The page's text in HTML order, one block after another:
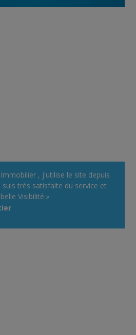
, j'utilise le site depuis
très satisfaite du service et
Visibilité.»